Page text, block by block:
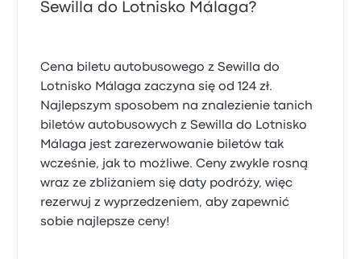
Sewilla do Lotnisko Málaga?
Cena biletu autobusowego z Sewilla do
Lotnisko Málaga zaczyna się od 124 zł.
Najlepszym sposobem na znalezienie tanich
biletów autobusowych z Sewilla do Lotnisko
Málaga jest zarezerwowanie biletów tak
wcześnie, jak to możliwe. Ceny zwykle rosną
wraz ze zbliżaniem się daty podróży, więc
rezerwuj z wyprzedzeniem, aby zapewnić
sobie najlepsze ceny!